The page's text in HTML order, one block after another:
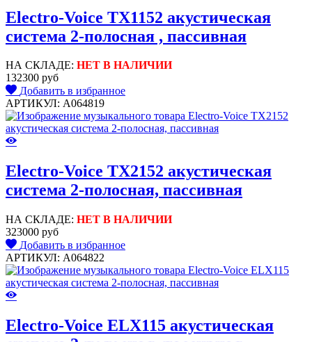
Electro-Voice TX1152 акустическая
система 2-полосная , пассивная
НА СКЛАДЕ: НЕТ В НАЛИЧИИ
132300 руб
Добавить в избранное
АРТИКУЛ: A064819
Electro-Voice TX2152 акустическая
система 2-полосная, пассивная
НА СКЛАДЕ: НЕТ В НАЛИЧИИ
323000 руб
Добавить в избранное
АРТИКУЛ: A064822
Electro-Voice ELX115 акустическая